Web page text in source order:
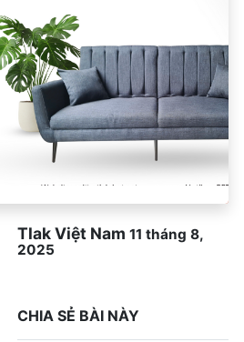
Tlak Việt Nam 11 tháng 8,
2025
CHIA SẺ BÀI NÀY